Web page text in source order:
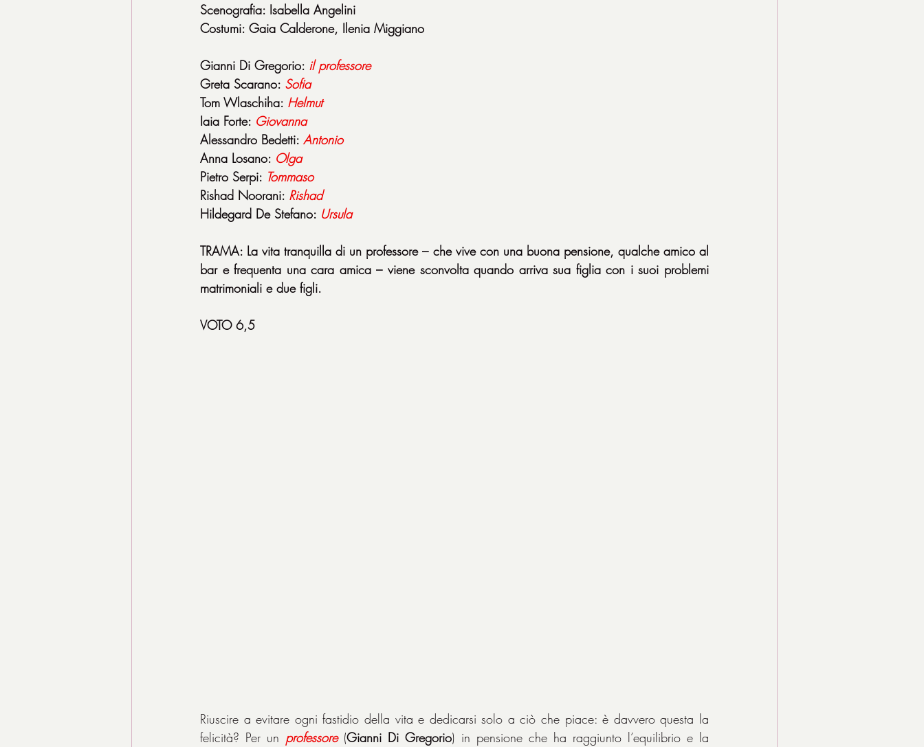
Scenografia: Isabella Angelini
Costumi: Gaia Calderone, Ilenia Miggiano
Gianni Di Gregorio: il professore
Greta Scarano: Sofia
Tom Wlaschiha: Helmut
Iaia Forte: Giovanna
Alessandro Bedetti: Antonio
Anna Losano: Olga
Pietro Serpi: Tommaso
Rishad Noorani: Rishad
Hildegard De Stefano: Ursula
TRAMA: La vita tranquilla di un professore – che vive con una buona pensione, qualche amico al
bar e frequenta una cara amica – viene sconvolta quando arriva sua figlia con i suoi problemi
matrimoniali e due figli.
VOTO 6,5
Riuscire a evitare ogni fastidio della vita e dedicarsi solo a ciò che piace: è davvero questa la
felicità? Per un professore (Gianni Di Gregorio) in pensione che ha raggiunto l’equilibrio e la